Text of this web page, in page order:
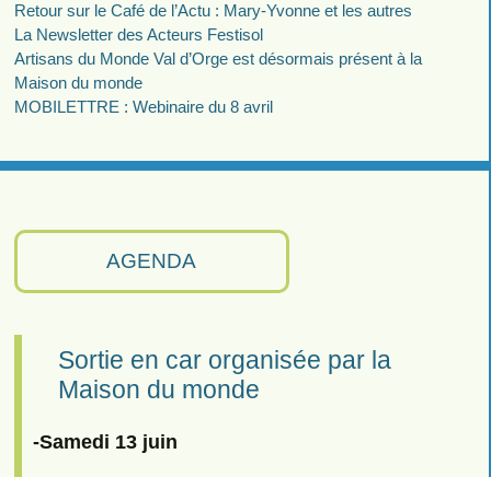
AGENDA
Sortie en car organisée par la
Maison du monde
-Samedi 13 juin
Retour sur le Café de l’Actu : Mary-Yvonne et les autres
La Newsletter des Acteurs Festisol
Artisans du Monde Val d’Orge est désormais présent à la
Maison du monde
MOBILETTRE : Webinaire du 8 avril